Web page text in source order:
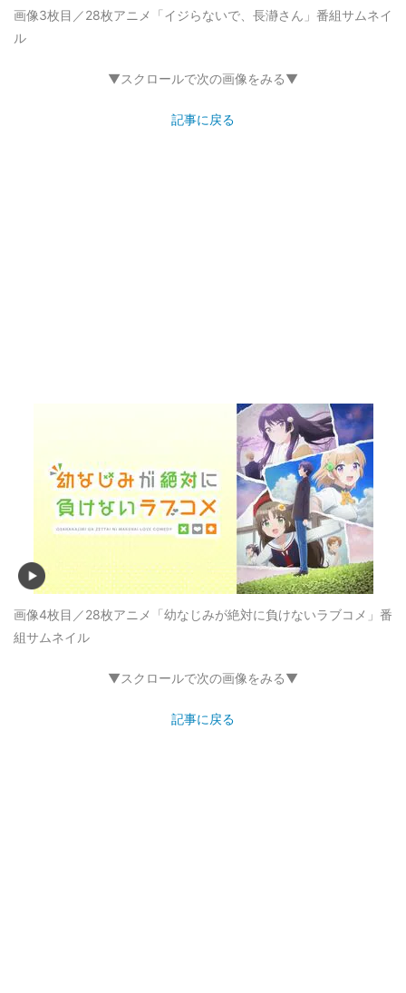
画像3枚目／28枚アニメ「イジらないで、長瀞さん」番組サムネイ
ル
▼スクロールで次の画像をみる▼
記事に戻る
画像4枚目／28枚アニメ「幼なじみが絶対に負けないラブコメ」番
組サムネイル
▼スクロールで次の画像をみる▼
記事に戻る